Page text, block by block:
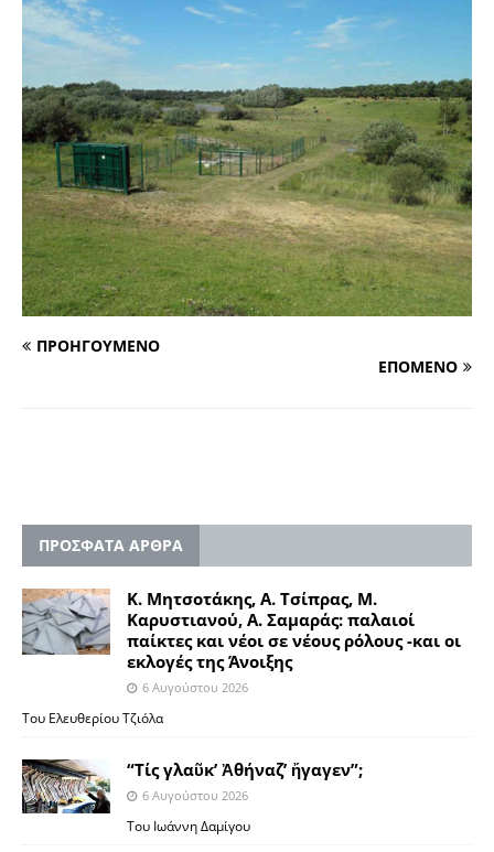
ΠΡΟΗΓΟΥΜΕΝΟ
ΕΠΟΜΕΝΟ
ΠΡΟΣΦΑΤΑ ΑΡΘΡΑ
Κ. Μητσοτάκης, Α. Τσίπρας, Μ.
Καρυστιανού, Α. Σαμαράς: παλαιοί
παίκτες και νέοι σε νέους ρόλους -και οι
εκλογές της Άνοιξης
6 Αυγούστου 2026
Του Ελευθερίου Τζιόλα
“Τίς γλαῦκ’ Ἀθήναζ’ ἤγαγεν”;
6 Αυγούστου 2026
Του Ιωάννη Δαμίγου